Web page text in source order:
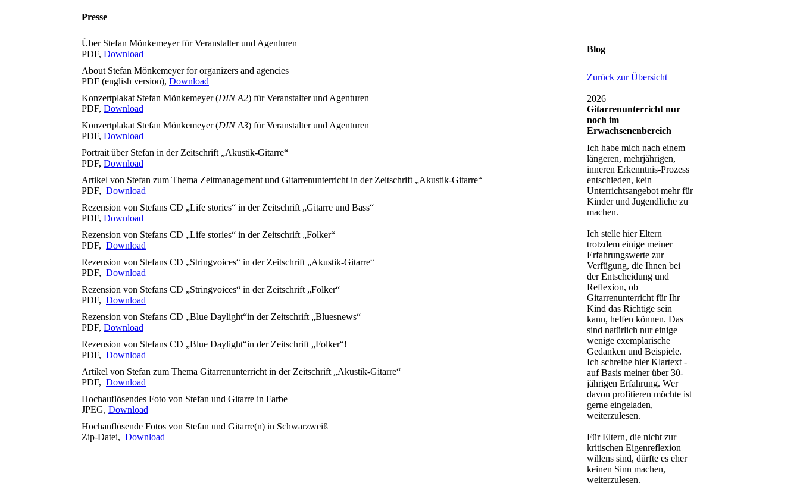
Presse
Über Stefan Mönkemeyer für Veranstalter und Agenturen
PDF, Download
About Stefan Mönkemeyer for organizers and agencies
PDF (english version), Download
Konzertplakat Stefan Mönkemeyer (DIN A2) für Veranstalter und Agenturen
PDF, Download
Konzertplakat Stefan Mönkemeyer (DIN A3) für Veranstalter und Agenturen
PDF, Download
Portrait über Stefan in der Zeitschrift „Akustik-Gitarre“
PDF, Download
Artikel von Stefan zum Thema Zeitmanagement und Gitarrenunterricht in der Zeitschrift „Akustik-Gitarre“
PDF, Download
Rezension von Stefans CD „Life stories“ in der Zeitschrift „Gitarre und Bass“
PDF, Download
Rezension von Stefans CD „Life stories“ in der Zeitschrift „Folker“
PDF, Download
Rezension von Stefans CD „Stringvoices“ in der Zeitschrift „Akustik-Gitarre“
PDF, Download
Rezension von Stefans CD „Stringvoices“ in der Zeitschrift „Folker“
PDF, Download
Rezension von Stefans CD „Blue Daylight“in der Zeitschrift „Bluesnews“
PDF, Download
Rezension von Stefans CD „Blue Daylight“in der Zeitschrift „Folker“!
PDF, Download
Artikel von Stefan zum Thema Gitarrenunterricht in der Zeitschrift „Akustik-Gitarre“
PDF, Download
Hochauflösendes Foto von Stefan und Gitarre in Farbe
JPEG, Download
Hochauflösende Fotos von Stefan und Gitarre(n) in Schwarzweiß
Zip-Datei, Download
Blog
Zurück zur Übersicht
2026
Gitarrenunterricht nur
noch im
Erwachsenenbereich
Ich habe mich nach einem
längeren, mehrjährigen,
inneren Erkenntnis-Prozess
entschieden, kein
Unterrichtsangebot mehr für
Kinder und Jugendliche zu
machen.
Ich stelle hier Eltern
trotzdem einige meiner
Erfahrungswerte zur
Verfügung, die Ihnen bei
der Entscheidung und
Reflexion, ob
Gitarrenunterricht für Ihr
Kind das Richtige sein
kann, helfen können. Das
sind natürlich nur einige
wenige exemplarische
Gedanken und Beispiele.
Ich schreibe hier Klartext -
auf Basis meiner über 30-
jährigen Erfahrung. Wer
davon profitieren möchte ist
gerne eingeladen,
weiterzulesen.
Für Eltern, die nicht zur
kritischen Eigenreflexion
willens sind, dürfte es eher
keinen Sinn machen,
weiterzulesen.